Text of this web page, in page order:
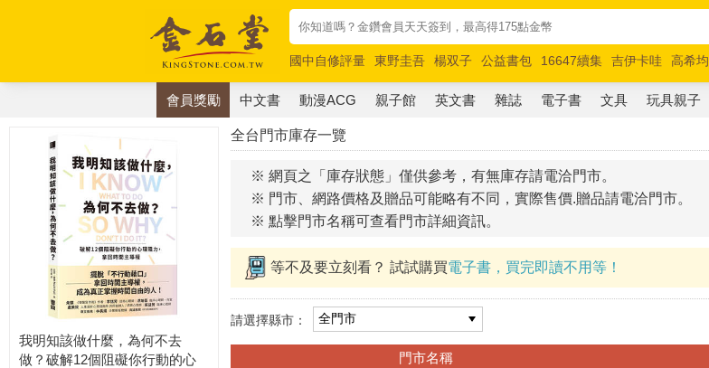
國中自修評量 東野圭吾 楊双子 公益書包 16647續集 吉伊卡哇 高希均
唯紅花綻放
奧德賽 路邊攤新作 馬斯克 玩具總動員5 超慢跑
會員獎勵 中文書 動漫ACG 親子館 英文書 雜誌 電子書 文具 玩具親子
全台門市庫存一覽
※ 網頁之「庫存狀態」僅供參考，有無庫存請電洽門市。
※ 門市、網路價格及贈品可能略有不同，實際售價.贈品請電洽門市。
※ 點擊門市名稱可查看門市詳細資訊。
等不及要立刻看？ 試試購買電子書，買完即讀不用等！
請選擇縣市：
門市名稱
我明知該做什麼，為何不去
做？破解12個阻礙你行動的心